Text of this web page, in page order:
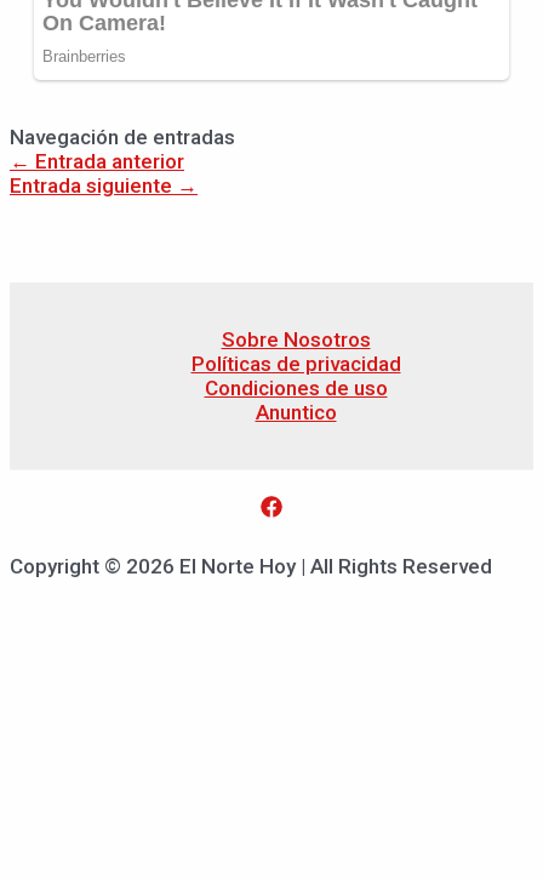
Navegación de entradas
← Entrada anterior
Entrada siguiente →
Sobre Nosotros
Políticas de privacidad
Condiciones de uso
Anuntico
Copyright © 2026 El Norte Hoy | All Rights Reserved